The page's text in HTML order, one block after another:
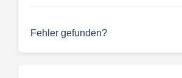
Fehler gefunden?